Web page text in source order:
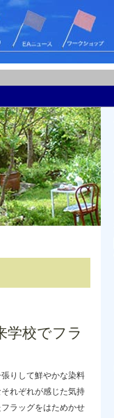
学校でフラ
りして鮮やかな染料
れぞれが感じた気持
ラッグをはためかせ